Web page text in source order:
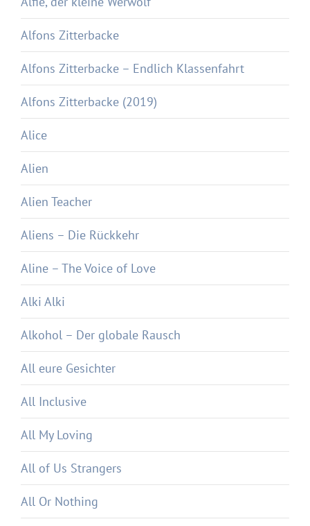
Alfons Zitterbacke
Alfons Zitterbacke – Endlich Klassenfahrt
Alfons Zitterbacke (2019)
Alice
Alien
Alien Teacher
Aliens – Die Rückkehr
Aline – The Voice of Love
Alki Alki
Alkohol – Der globale Rausch
All eure Gesichter
All Inclusive
All My Loving
All of Us Strangers
All Or Nothing